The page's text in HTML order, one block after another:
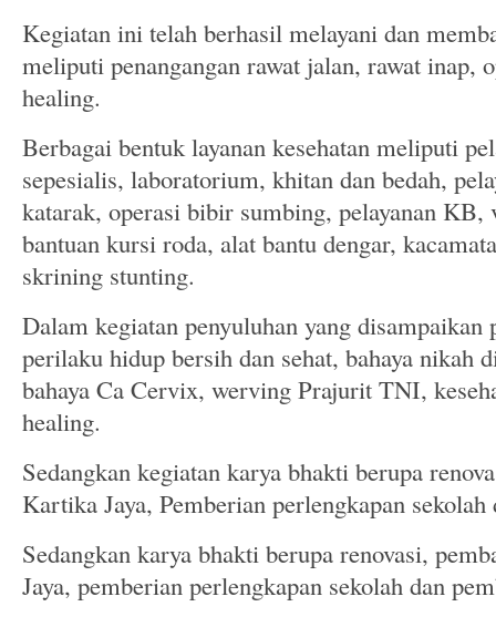
Kegiatan ini telah berhasil melayani dan
meliputi penangangan rawat jalan, rawat inap,
healing.
Berbagai bentuk layanan kesehatan meliputi
sepesialis, laboratorium, khitan dan bedah,
katarak, operasi bibir sumbing, pelayanan KB,
bantuan kursi roda, alat bantu dengar,
skrining stunting.
Dalam kegiatan penyuluhan yang disampaikan
perilaku hidup bersih dan sehat, bahaya nikah
bahaya Ca Cervix, werving Prajurit TNI,
healing.
Sedangkan kegiatan karya bhakti berupa
Kartika Jaya, Pemberian perlengkapan
Sedangkan karya bhakti berupa renovasi,
Jaya, pemberian perlengkapan sekolah dan